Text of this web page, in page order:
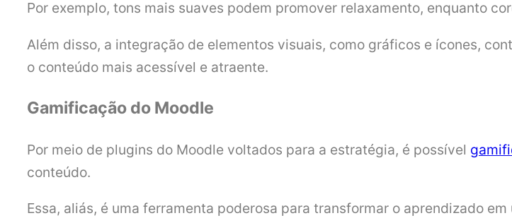
Por exemplo, tons mais suaves podem promover relaxamento, enquanto
Além disso, a integração de elementos visuais, como gráficos e ícones,
o conteúdo mais acessível e atraente.
Gamificação do Moodle
Por meio de plugins do Moodle voltados para a estratégia, é possível
conteúdo.
Essa, aliás, é uma ferramenta poderosa para transformar o aprendizado